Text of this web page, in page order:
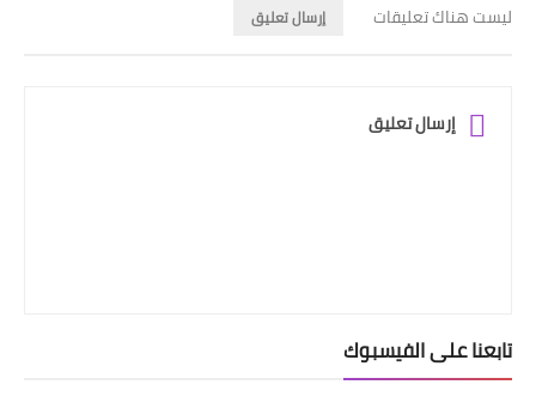
ليست هناك تعليقات إرسال تعليق
إرسال تعليق
تابعنا على الفيسبوك